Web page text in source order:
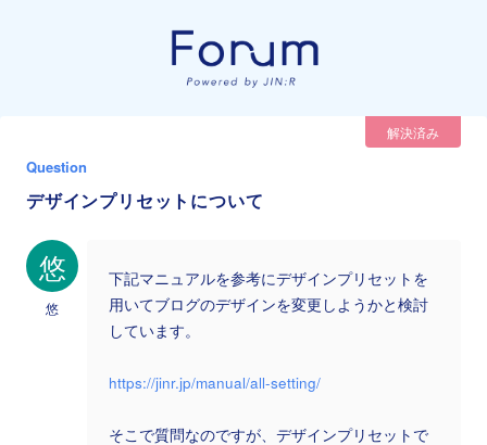
解決済み
Question
デザインプリセットについて
悠
悠
下記マニュアルを参考にデザインプリセットを
用いてブログのデザインを変更しようかと検討
しています。
https://jinr.jp/manual/all-setting/
そこで質問なのですが、デザインプリセットで